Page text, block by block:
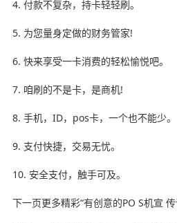
4. 付款不复杂，持卡轻轻刷。
5. 为您量身定做的财务管家!
6. 快来享受一卡消费的轻松愉悦吧。
7. 咱刷的不是卡，是商机!
8. 手机，ID，pos卡，一个也不能少。
9. 支付快捷，交易无忧。
10. 安全支付，触手可及。
下一页更多精彩“有创意的PO S机宣 传